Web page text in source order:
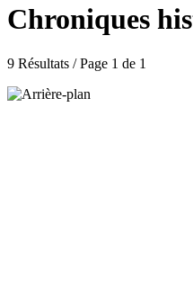
Chroniques
9 Résultats / Page 1 de 1